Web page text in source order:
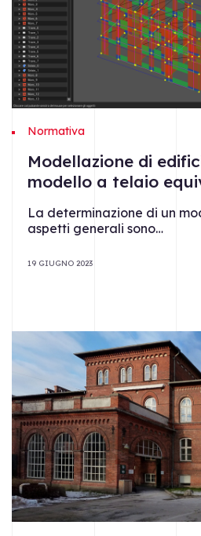
Normativa
Modellazione di
modello a telaio
La determinazione di un
aspetti generali sono…
19 GIUGNO 2023